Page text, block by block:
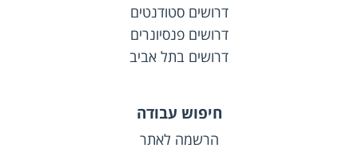
דרושים סטודנטים
דרושים פנסיונרים
דרושים בתל אביב
חיפוש עבודה
הרשמה לאתר